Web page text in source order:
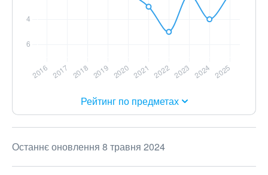
Рейтинг по предметах
Останнє оновлення 8 травня 2024